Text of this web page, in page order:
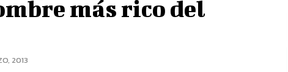
más rico del
2013